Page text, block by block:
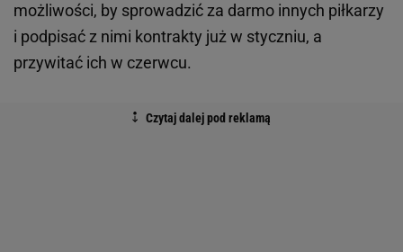
możliwości, by sprowadzić za darmo innych piłkarzy
i podpisać z nimi kontrakty już w styczniu, a
przywitać ich w czerwcu.